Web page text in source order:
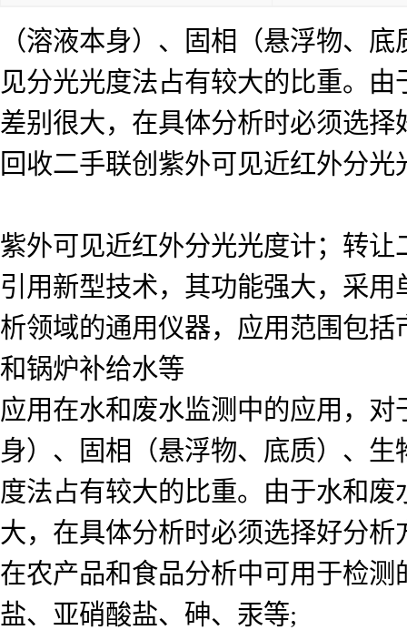
（溶液本身）、固相（悬浮物、
见分光光度法占有较大的比重。
差别很大，在具体分析时必须选
回收二手联创紫外可见近红外分
紫外可见近红外分光光度计；转
引用新型技术，其功能强大，采
析领域的通用仪器，应用范围包
和锅炉补给水等
应用在水和废水监测中的应用，
身）、固相（悬浮物、底质）、
度法占有较大的比重。由于水和
大，在具体分析时必须选择好分析
在农产品和食品分析中可用于检
盐、亚硝酸盐、砷、汞等;